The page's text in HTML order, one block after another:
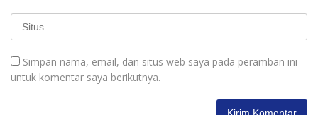
Simpan nama, email, dan situs web saya pada peramban ini
untuk komentar saya berikutnya.